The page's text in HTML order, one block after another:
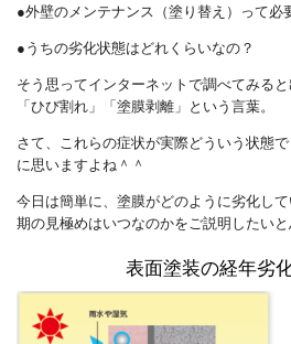
●外壁のメンテナンス（塗り替え）って必
●うちの劣化状態はどれくらいなの？
そう思ってインターネットで調べてみる
「ひび割れ」「塗膜剥離」という言葉。
さて、これらの症状が実際どういう状態
に思いますよね＾＾
今日は簡単に、塗膜がどのように劣化し
期の見極めはいつなのかをご説明したい
表面塗装の経年劣